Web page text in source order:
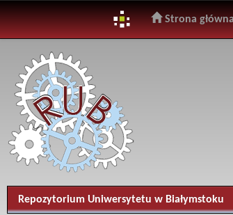
navigation
Strona
Repozytorium Uniwersytetu w Białymstoku